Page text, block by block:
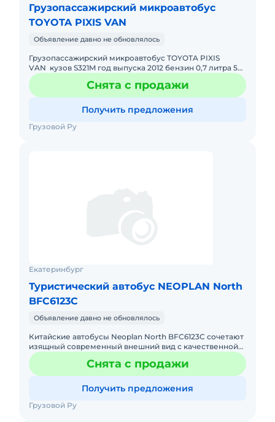
Грузопассажирский микроавтобус
TOYOTA PIXIS VAN
Объявление давно не обновлялось
Грузопассажирский микроавтобус TOYOTA PIXIS
VAN кузов S321M год выпуска 2012 бензин 0,7 литра 53
л с КПП 4 автомат задний привод салон трансформер
2 - 4 места
Снята с продажи
Получить предложения
Грузовой Ру
Екатеринбург
Туристический автобус NEOPLAN North
BFC6123C
Объявление давно не обновлялось
Китайские автобусы Neoplan North BFC6123C сочетают
изящный современный внешний вид с качественной
отделкой комфортабельного салона. Автобус,
созданный на базе иСнята с продажи
Получить предложения
Грузовой Ру